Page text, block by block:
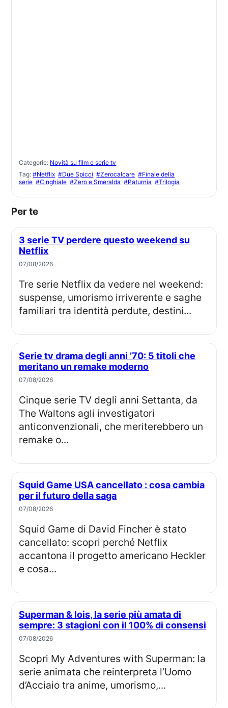
Categorie: Novità su film e serie tv
Tag:#Netflix #Due Spicci #Zerocalcare #Finale della
serie #Cinghiale #Zero e Smeralda #Paturnia #Trilogia
Per te
3 serie TV perdere questo weekend su
Netflix
07/08/2026
Tre serie Netflix da vedere nel weekend:
suspense, umorismo irriverente e saghe
familiari tra identità perdute, destini...
Serie tv drama degli anni ’70: 5 titoli che
meritano un remake moderno
07/08/2026
Cinque serie TV degli anni Settanta, da
The Waltons agli investigatori
anticonvenzionali, che meriterebbero un
remake o...
Squid Game USA cancellato : cosa cambia
per il futuro della saga
07/08/2026
Squid Game di David Fincher è stato
cancellato: scopri perché Netflix
accantona il progetto americano Heckler
e cosa...
Superman & lois, la serie più amata di
sempre: 3 stagioni con il 100% di consensi
07/08/2026
Scopri My Adventures with Superman: la
serie animata che reinterpreta l’Uomo
d’Acciaio tra anime, umorismo,...